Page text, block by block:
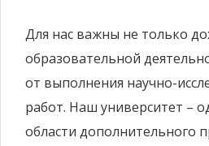
Для нас важны не только
образовательной
от выполнения научно-
работ. Наш университет –
области дополнительного